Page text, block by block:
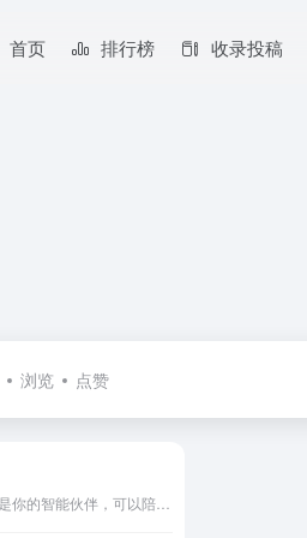
首页 排行榜 收录投稿
浏览 点赞